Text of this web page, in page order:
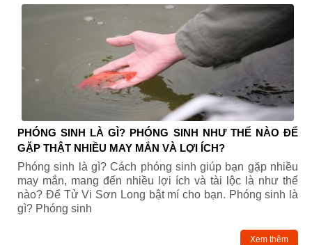
PHÓNG SINH LÀ GÌ? PHÓNG SINH NHƯ THẾ NÀO ĐỂ
GẶP THẬT NHIỀU MAY MẮN VÀ LỢI ÍCH?
Phóng sinh là gì? Cách phóng sinh giúp bạn gặp nhiều
may mắn, mang đến nhiều lợi ích và tài lộc là như thế
nào? Để Tử Vi Sơn Long bật mí cho bạn. Phóng sinh là
gì? Phóng sinh
Xem thêm